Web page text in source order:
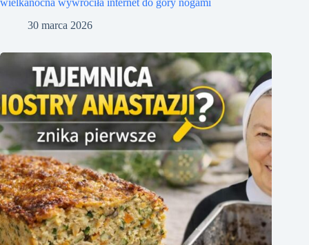
wielkanocna wywróciła internet do góry nogami
30 marca 2026